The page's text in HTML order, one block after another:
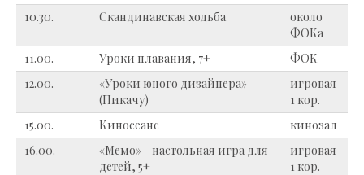
10.30.
Скандинавская ходьба
около
ФОКа
11.00.
Уроки плавания, 7+
ФОК
12.00.
«Уроки юного дизайнера»
(Пикачу)
игровая
1 кор.
15.00.
Киносеанс
кинозал
16.00.
«Мемо» - настольная игра для
детей, 5+
игровая
1 кор.